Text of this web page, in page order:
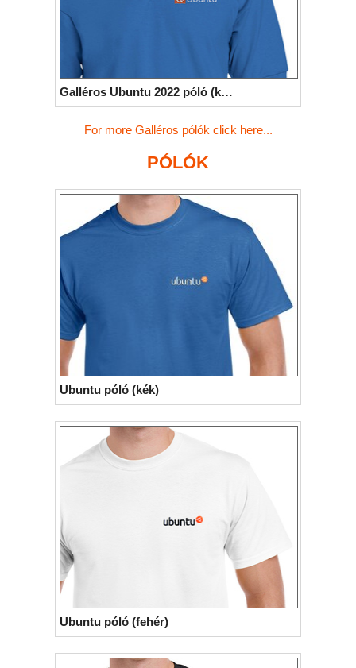
Galléros Ubuntu 2022 póló (kék)
For more Galléros pólók click here...
PÓLÓK
Ubuntu póló (kék)
Ubuntu póló (fehér)